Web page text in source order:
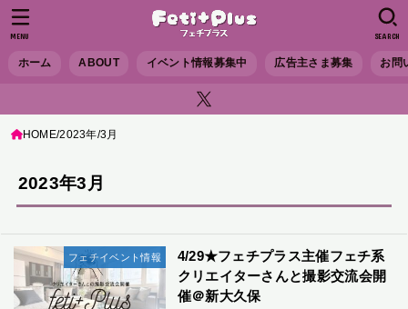
ホーム ABOUT イベント情報募集中 広告主さま募集 お問
SEARCH
MENU
HOME 2023年 3月
2023年3月
フェチイベント情報
4/29★フェチプラス主催フェチ系
クリエイターさんと撮影交流会開
催＠新大久保